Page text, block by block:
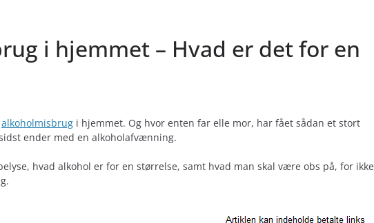
i hjemmet – Hvad er det for en
alkoholmisbrug i hjemmet. Og hvor enten far elle mor, har fået sådan et stort
ender med en alkoholafvænning.
hvad alkohol er for en størrelse, samt hvad man skal være obs på, for ikke